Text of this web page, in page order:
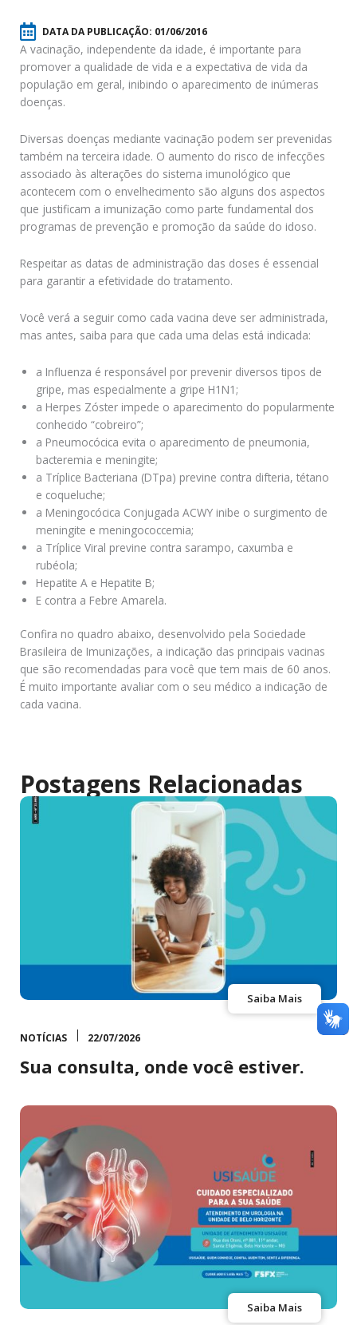
DATA DA PUBLICAÇÃO: 01/06/2016
A vacinação, independente da idade, é importante para
promover a qualidade de vida e a expectativa de vida da
população em geral, inibindo o aparecimento de inúmeras
doenças.
Diversas doenças mediante vacinação podem ser prevenidas
também na terceira idade. O aumento do risco de infecções
associado às alterações do sistema imunológico que
acontecem com o envelhecimento são alguns dos aspectos
que justificam a imunização como parte fundamental dos
programas de prevenção e promoção da saúde do idoso.
Respeitar as datas de administração das doses é essencial
para garantir a efetividade do tratamento.
Você verá a seguir como cada vacina deve ser administrada,
mas antes, saiba para que cada uma delas está indicada:
a Influenza é responsável por prevenir diversos tipos de
gripe, mas especialmente a gripe H1N1;
a Herpes Zóster impede o aparecimento do popularmente
conhecido “cobreiro”;
a Pneumocócica evita o aparecimento de pneumonia,
bacteremia e meningite;
a Tríplice Bacteriana (DTpa) previne contra difteria, tétano
e coqueluche;
a Meningocócica Conjugada ACWY inibe o surgimento de
meningite e meningococcemia;
a Tríplice Viral previne contra sarampo, caxumba e
rubéola;
Hepatite A e Hepatite B;
E contra a Febre Amarela.
Confira no quadro abaixo, desenvolvido pela Sociedade
Brasileira de Imunizações, a indicação das principais vacinas
que são recomendadas para você que tem mais de 60 anos.
É muito importante avaliar com o seu médico a indicação de
cada vacina.
Postagens Relacionadas
Saiba Mais
NOTÍCIAS 22/07/2026
Sua consulta, onde você estiver.
Saiba Mais